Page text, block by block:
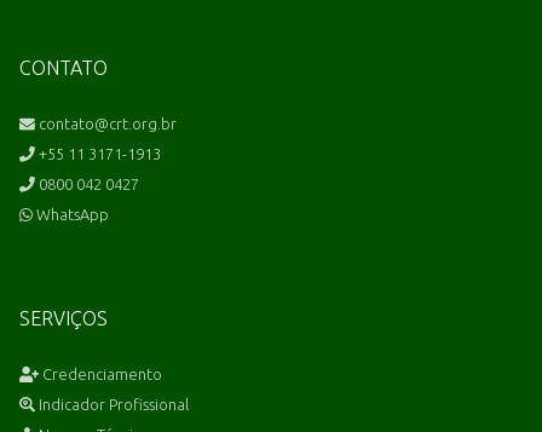
CONTATO
contato@crt.org.br
+55 11 3171-1913
0800 042 0427
WhatsApp
SERVIÇOS
Credenciamento
Indicador Profissional